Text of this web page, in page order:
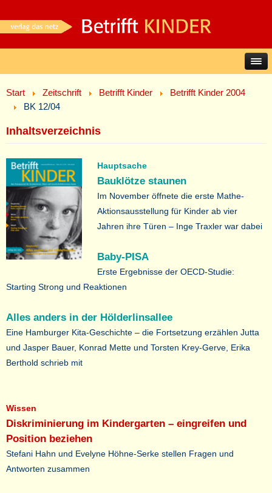
Start Zeitschrift Betrifft Kinder
Betrifft Kinder 2004
BK 12/04
Inhaltsverzeichnis
Hauptsache
Bauklötze staunen
Im November öffnete die erste Mathe-
Aktionsausstellung für Kinder ab vier
Jahren ihre Türen – Inge Traxler war dabei
Baby-PISA
Erste Ergebnisse der OECD-Studie:
Starting Strong und Reaktionen
Alles anders in der Hölderlinsallee
Eine Hamburger Kita-Geschichte – die Fortsetzung erzählen Jutta
und Jasper Bauer, Konrad Mette und Torsten Krey-Gerve, Erika
Berthold schrieb mit
Wissen
Diskriminierung im Kindergarten – eingreifen und
Position beziehen
Stefani Hahn und Evelyne Höhne-Serke stellen Fragen und
Antworten zusammen